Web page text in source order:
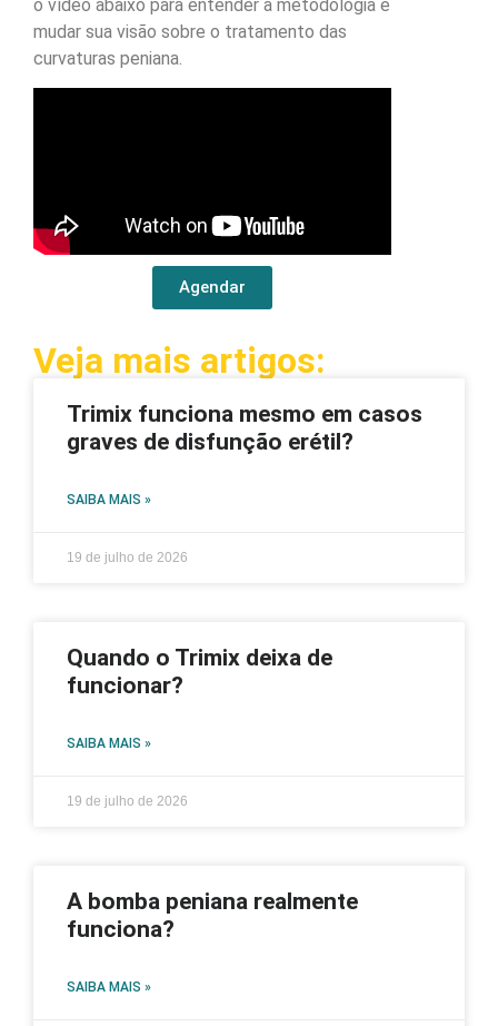
o vídeo abaixo para entender a metodologia e
mudar sua visão sobre o tratamento das
curvaturas peniana.
Agendar
Veja mais artigos:
Trimix funciona mesmo em casos
graves de disfunção erétil?
SAIBA MAIS »
19 de julho de 2026
Quando o Trimix deixa de
funcionar?
SAIBA MAIS »
19 de julho de 2026
A bomba peniana realmente
funciona?
SAIBA MAIS »